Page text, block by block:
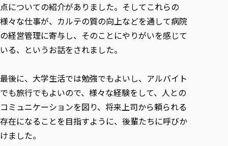
点についての紹介がありました。そしてこれらの
様々な仕事が、カルテの質の向上などを通して病院
の経営管理に寄与し、そのことにやりがいを感じて
いる、というお話をされました。
最後に、大学生活では勉強でもよいし、アルバイト
でも旅行でもよいので、様々な経験をして、人との
コミュニケーションを図り、将来上司から頼られる
存在になることを目指すように、後輩たちに呼びか
けました。